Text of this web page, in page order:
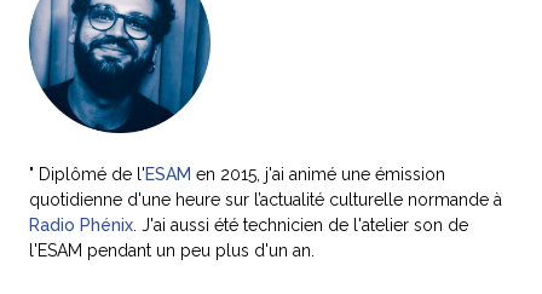
" Diplômé de l'ESAM en 2015, j'ai animé une émission
quotidienne d'une heure sur l’actualité culturelle normande à
Radio Phénix. J'ai aussi été technicien de l'atelier son de
l'ESAM pendant un peu plus d'un an.